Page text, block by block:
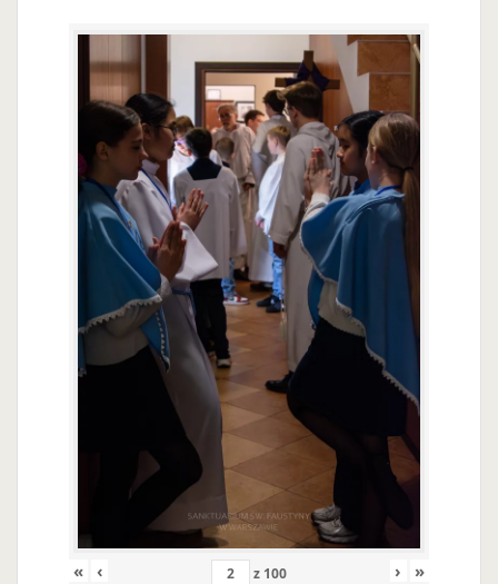
« ‹ z 100 › »